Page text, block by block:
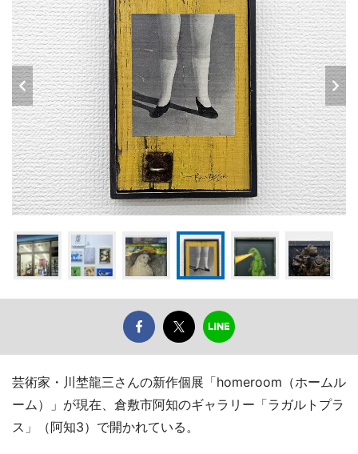
芸術家・川埜龍三さんの新作個展「homeroom（ホームル
ーム）」が現在、倉敷市阿知のギャラリー「ラガルトプラ
ス」（阿知3）で開かれている。